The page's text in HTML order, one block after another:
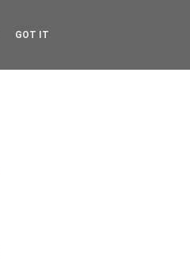
GOT IT